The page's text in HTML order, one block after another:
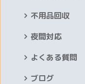
不用品回収
夜間対応
よくある質問
ブログ